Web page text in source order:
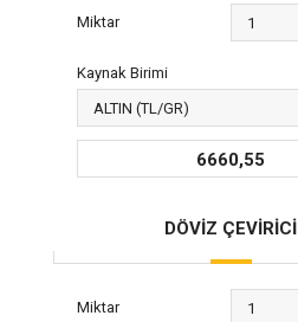
Miktar
Kaynak Birimi
6660,55
DÖVİZ ÇEVİRİCİ
Miktar